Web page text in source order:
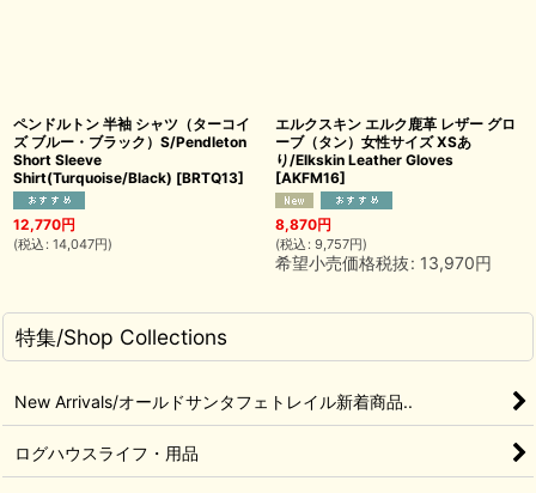
ペンドルトン 半袖 シャツ（ターコイ
ズ ブルー・ブラック）S/Pendleton
Short Sleeve
Shirt(Turquoise/Black) [BRTQ13]
12,770円
(税込 : 14,047円)
エルクスキン エルク鹿革 レザー グロ
ーブ（タン）女性サイズ XSあ
り/Elkskin Leather Gloves
[AKFM16]
8,870円
(税込 : 9,757円)
希望小売価格税抜: 13,970円
特集/Shop Collections
New Arrivals/オールドサンタフェトレイル新着商品..
ログハウスライフ・用品